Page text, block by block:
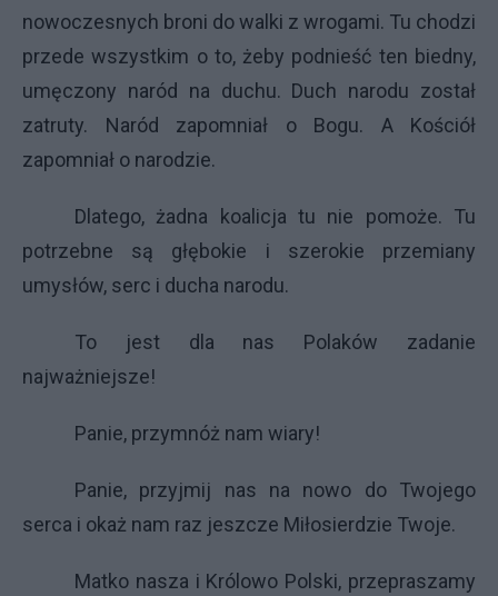
nowoczesnych broni do walki z wrogami. Tu chodzi
przede wszystkim o to, żeby podnieść ten biedny,
umęczony naród na duchu. Duch narodu został
zatruty. Naród zapomniał o Bogu. A Kościół
zapomniał o narodzie.
Dlatego, żadna koalicja tu nie pomoże. Tu
potrzebne są głębokie i szerokie przemiany
umysłów, serc i ducha narodu.
To jest dla nas Polaków zadanie
najważniejsze!
Panie, przymnóż nam wiary!
Panie, przyjmij nas na nowo do Twojego
serca i okaż nam raz jeszcze Miłosierdzie Twoje.
Matko nasza i Królowo Polski, przepraszamy